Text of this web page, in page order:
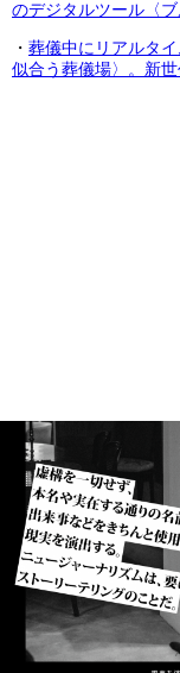
のデジタルツール〈
・ 葬儀中にリアルタ
似合う葬儀場〉。新